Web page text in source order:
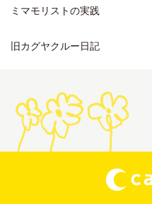
ミマモリストの実践
旧カグヤクルー日記